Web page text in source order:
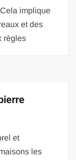
implique
et des
règles
et
les